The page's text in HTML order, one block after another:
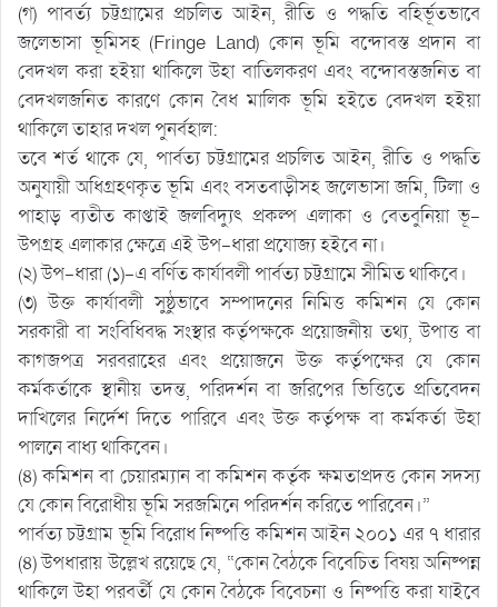
(গ) পাবর্ত্য চট্টগ্রামের প্রচলিত আইন, রীতি ও পদ্ধতি বহির্ভূতভাবে
জলেভাসা ভূমিসহ (Fringe Land) কোন ভূমি বন্দোবস্ত প্রদান বা
বেদখল করা হইয়া থাকিলে উহা বাতিলকরণ এবং বন্দোবস্তজনিত বা
বেদখলজনিত কারণে কোন বৈধ মালিক ভূমি হইতে বেদখল হইয়া
থাকিলে তাহার দখল পুনর্বহাল:
তবে শর্ত থাকে যে, পার্বত্য চট্টগ্রামের প্রচলিত আইন, রীতি ও পদ্ধতি
অনুযায়ী অধিগ্রহণকৃত ভূমি এবং বসতবাড়ীসহ জলেভাসা জমি, টিলা ও
পাহাড় ব্যতীত কাপ্তাই জলবিদ্যুৎ প্রকল্প এলাকা ও বেতবুনিয়া ভূ-
উপগ্রহ এলাকার ক্ষেত্রে এই উপ-ধারা প্রযোজ্য হইবে না।
(২) উপ-ধারা (১)-এ বর্ণিত কার্যাবলী পার্বত্য চট্টগ্রামে সীমিত থাকিবে।
(৩) উক্ত কার্যাবলী সুষ্ঠুভাবে সম্পাদনের নিমিত্ত কমিশন যে কোন
সরকারী বা সংবিধিবদ্ধ সংস্থার কর্তৃপক্ষকে প্রয়োজনীয় তথ্য, উপাত্ত বা
কাগজপত্র সরবরাহের এবং প্রয়োজনে উক্ত কর্তৃপক্ষের যে কোন
কর্মকর্তাকে স্থানীয় তদন্ত, পরিদর্শন বা জরিপের ভিত্তিতে প্রতিবেদন
দাখিলের নির্দেশ দিতে পারিবে এবং উক্ত কর্তৃপক্ষ বা কর্মকর্তা উহা
পালনে বাধ্য থাকিবেন।
(৪) কমিশন বা চেয়ারম্যান বা কমিশন কর্তৃক ক্ষমতাপ্রদত্ত কোন সদস্য
যে কোন বিরোধীয় ভূমি সরজমিনে পরিদর্শন করিতে পারিবেন।”
পার্বত্য চট্টগ্রাম ভূমি বিরোধ নিষ্পত্তি কমিশন আইন ২০০১ এর ৭ ধারার
(৪) উপধারায় উল্লেখ রয়েছে যে, “কোন বৈঠকে বিবেচিত বিষয় অনিষ্পন্ন
থাকিলে উহা পরবর্তী যে কোন বৈঠকে বিবেচনা ও নিষ্পত্তি করা যাইবে